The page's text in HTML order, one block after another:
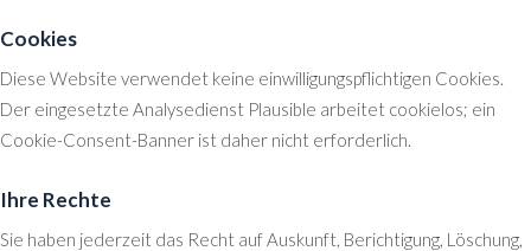
Cookies
Diese Website verwendet keine einwilligungspflichtigen Cookies.
Der eingesetzte Analysedienst Plausible arbeitet cookielos; ein
Cookie-Consent-Banner ist daher nicht erforderlich.
Ihre Rechte
Sie haben jederzeit das Recht auf Auskunft, Berichtigung, Löschung,